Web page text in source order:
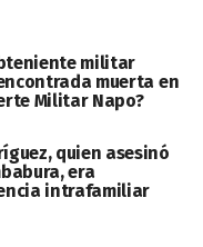
militar
muerta en
Militar Napo?
quien asesinó
era
intrafamiliar